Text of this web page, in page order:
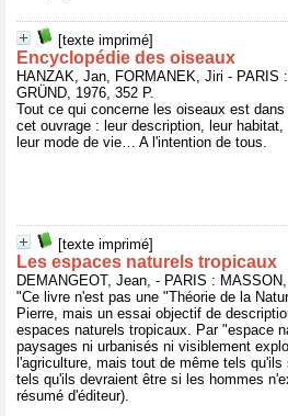
[texte imprimé]
Encyclopédie des oiseaux
HANZAK, Jan, FORMANEK, Jiri - PARIS :
GRÜND, 1976, 352 P.
Tout ce qui concerne les oiseaux est dans
cet ouvrage : leur description, leur habitat,
leur mode de vie… A l'intention de tous.
[texte imprimé]
Les espaces naturels tropicaux
DEMANGEOT, Jean, - PARIS :
"Ce livre n'est pas une "Théorie de la
Pierre, mais un essai objectif de
espaces naturels tropicaux. Par "espace
paysages ni urbanisés ni visiblement
l'agriculture, mais tout de même tels
tels qu'ils devraient être si les hommes
résumé d'éditeur).